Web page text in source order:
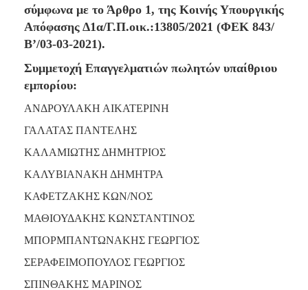
2018
2017
2016
2015
2013
2012
2011
2010
2006
σύμφωνα με το Άρθρο 1, της Κοινής Υπουργικής
Απόφασης Δ1α/Γ.Π.οικ.:13805/2021 (ΦΕΚ 843/
Β’/03-03-2021).
Συμμετοχή Επαγγελματιών πωλητών υπαίθριου
εμπορίου:
ΑΝΔΡΟΥΛΑΚΗ ΑΙΚΑΤΕΡΙΝΗ
ΓΑΛΑΤΑΣ ΠΑΝΤΕΛΗΣ
ΚΑΛΑΜΙΩΤΗΣ ΔΗΜΗΤΡΙΟΣ
ΚΑΛΥΒΙΑΝΑΚΗ ΔΗΜΗΤΡΑ
ΚΑΦΕΤΖΑΚΗΣ ΚΩΝ/ΝΟΣ
ΜΑΘΙΟΥΔΑΚΗΣ ΚΩΝΣΤΑΝΤΙΝΟΣ
ΜΠΟΡΜΠΑΝΤΩΝΑΚΗΣ ΓΕΩΡΓΙΟΣ
ΣΕΡΑΦΕΙΜΟΠΟΥΛΟΣ ΓΕΩΡΓΙΟΣ
ΣΠΙΝΘΑΚΗΣ ΜΑΡΙΝΟΣ